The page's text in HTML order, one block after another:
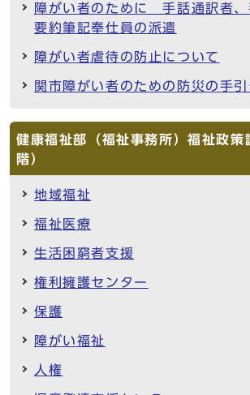
障がい者のために 手話通訳者、
要約筆記奉仕員の派遣
障がい者虐待の防止について
関市障がい者のための防災の手引
健康福祉部（福祉事務所）福祉政策
階）
地域福祉
福祉医療
生活困窮者支援
権利擁護センター
保護
障がい福祉
人権